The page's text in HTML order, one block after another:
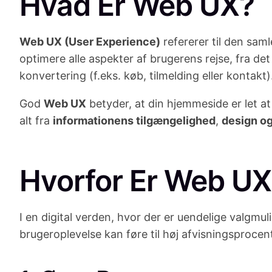
Web UX (User Experience) refererer til den
optimere alle aspekter af brugerens rejse, fra
konvertering (f.eks. køb, tilmelding eller
God Web UX betyder, at din hjemmeside er let
alt fra informationens tilgængelighed, design
Hvorfor Er Web
I en digital verden, hvor der er uendelige
brugeroplevelse kan føre til høj